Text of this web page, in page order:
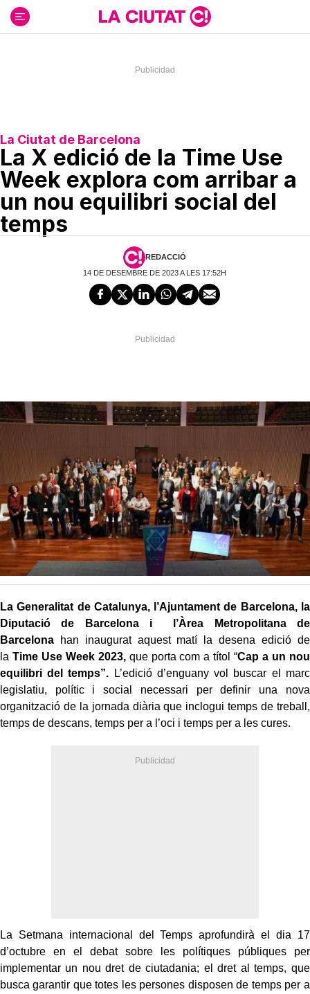
contenido
La Ciutat de Barcelona
La X edició de la Time Use
Week explora com arribar a
un nou equilibri social del
temps
REDACCIÓ
14 DE DESEMBRE DE 2023 A LES 17:52H
La Generalitat de Catalunya, l’Ajuntament de Barcelona, la
Diputació de Barcelona i l’Àrea Metropolitana de
Barcelona
han inaugurat aquest matí la desena edició de
la Time Use Week 2023, que porta com a títol “Cap a un nou
equilibri del temps”.
L’edició d’enguany vol buscar el marc
legislatiu, polític i social necessari per definir una nova
organització de la jornada diària que inclogui temps de treball,
temps de descans, temps per a l’oci i temps per a les cures.
La Setmana internacional del Temps aprofundirà el dia 17
d’octubre en el debat sobre les polítiques públiques per
implementar un nou dret de ciutadania; el dret al temps, que
busca garantir que totes les persones disposen de temps per a